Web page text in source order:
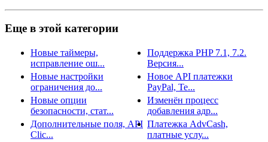
Еще в этой категории
Новые таймеры,
исправление ош...
Поддержка PHP 7.1, 7.2.
Версия...
Новые настройки
ограничения до...
Новое API платежки
PayPal, Te...
Новые опции
безопасности, стат...
Изменён процесс
добавления адр...
Дополнительные поля, API
Clic...
Платежка AdvCash,
платные услу...